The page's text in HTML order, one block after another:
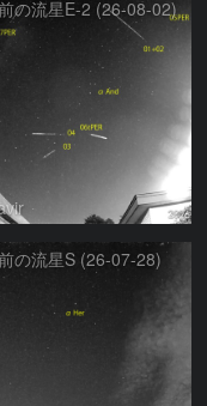
の流星E-2 (26-08-02)
の流星S (26-07-28)